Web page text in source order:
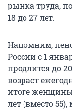
рынка труда,
18 до 27 лет.
Напомним,
России с 1
продлится до
возраст
итоге
лет (вместо